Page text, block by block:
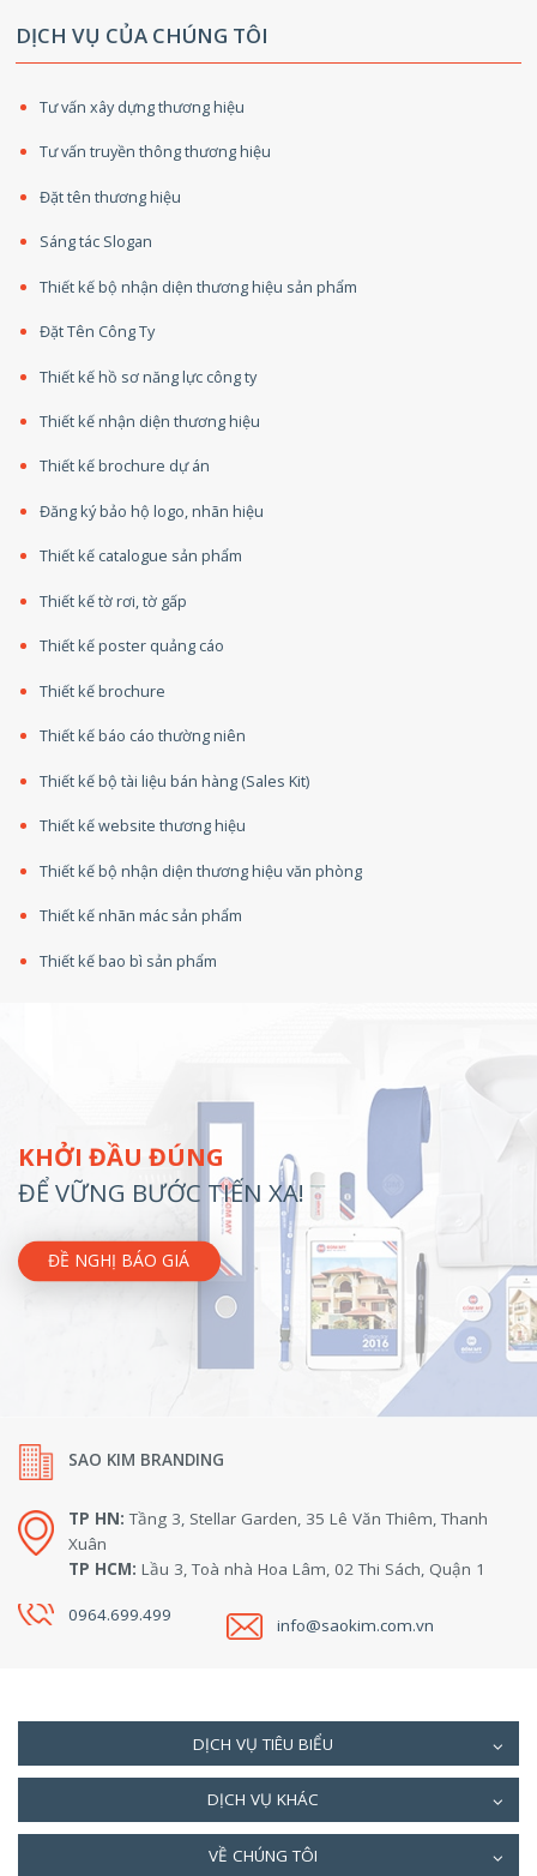
DỊCH VỤ CỦA CHÚNG TÔI
Tư vấn xây dựng thương hiệu
Tư vấn truyền thông thương hiệu
Đặt tên thương hiệu
Sáng tác Slogan
Thiết kế bộ nhận diện thương hiệu sản phẩm
Đặt Tên Công Ty
Thiết kế hồ sơ năng lực công ty
Thiết kế nhận diện thương hiệu
Thiết kế brochure dự án
Đăng ký bảo hộ logo, nhãn hiệu
Thiết kế catalogue sản phẩm
Thiết kế tờ rơi, tờ gấp
Thiết kế poster quảng cáo
Thiết kế brochure
Thiết kế báo cáo thường niên
Thiết kế bộ tài liệu bán hàng (Sales Kit)
Thiết kế website thương hiệu
Thiết kế bộ nhận diện thương hiệu văn phòng
Thiết kế nhãn mác sản phẩm
Thiết kế bao bì sản phẩm
KHỞI ĐẦU ĐÚNG
ĐỂ VỮNG BƯỚC TIẾN XA!
ĐỀ NGHỊ BÁO GIÁ
SAO KIM BRANDING
TP HN: Tầng 3, Stellar Garden, 35 Lê Văn Thiêm, Thanh
Xuân
TP HCM: Lầu 3, Toà nhà Hoa Lâm, 02 Thi Sách, Quận 1
0964.699.499 info@saokim.com.vn
DỊCH VỤ TIÊU BIỂU
DỊCH VỤ KHÁC
VỀ CHÚNG TÔI